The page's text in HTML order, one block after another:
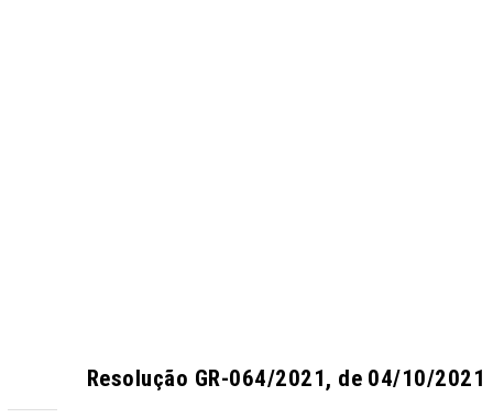
Resolução GR-064/2021, de 04/10/2021